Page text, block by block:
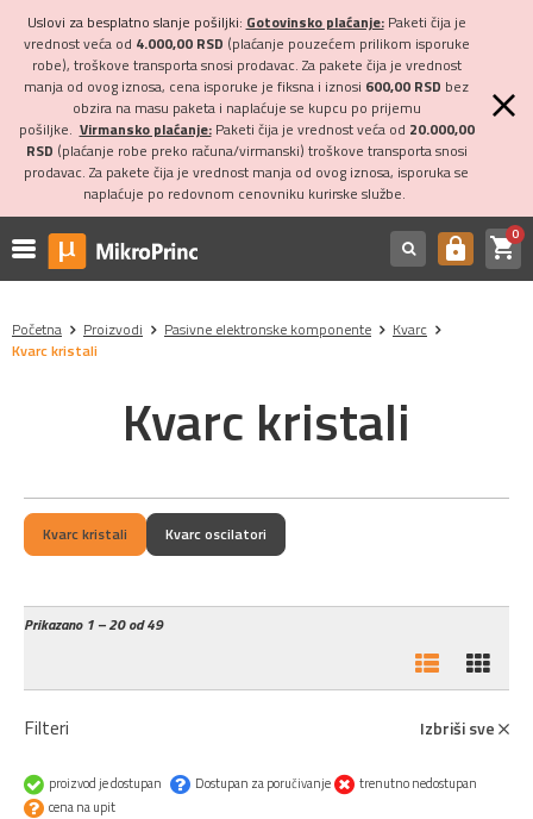
Uslovi za besplatno slanje pošiljki: Gotovinsko plaćanje:Paketi čija je
vrednost veća od 4.000,00 RSD (plaćanje pouzećem prilikom isporuke
robe), troškove transporta snosi prodavac. Za pakete čija je vrednost
manja od ovog iznosa, cena isporuke je fiksna i iznosi 600,00 RSD bez
obzira na masu paketa i naplaćuje se kupcu po prijemu
pošiljke. Virmansko plaćanje:Paketi čija je vrednost veća od 20.000,00
RSD (plaćanje robe preko računa/virmanski) troškove transporta snosi
prodavac. Za pakete čija je vrednost manja od ovog iznosa, isporuka se
naplaćuje po redovnom cenovniku kurirske službe.
https shopping_cart0
Početna Proizvodi Pasivne elektronske komponente
Kvarc
Kvarc kristali
Kvarc kristali
Kvarc kristali Kvarc oscilatori
Prikazano1 – 20 od 49
Filteri Izbriši sve
proizvod je dostupan Dostupan za poručivanje
trenutno nedostupan
cena na upit